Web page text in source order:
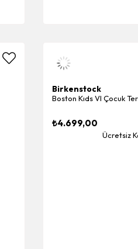
Birkenstock
Boston Kıds Vl Çocuk
₺4.699,00
Ücretsiz